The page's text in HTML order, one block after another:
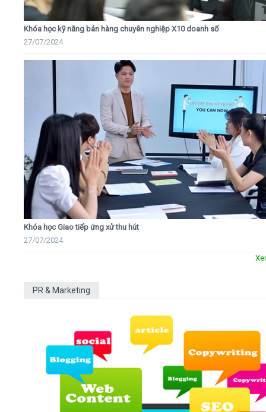
Khóa học kỹ năng bán hàng chuyên nghiệp X10 doanh số
27/07/2024
Khóa học Giao tiếp ứng xử thu hút
27/07/2024
PR & Marketing